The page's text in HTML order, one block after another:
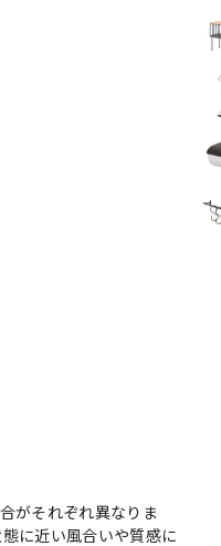
がそれぞれ異なりま
に近い風合いや質感に